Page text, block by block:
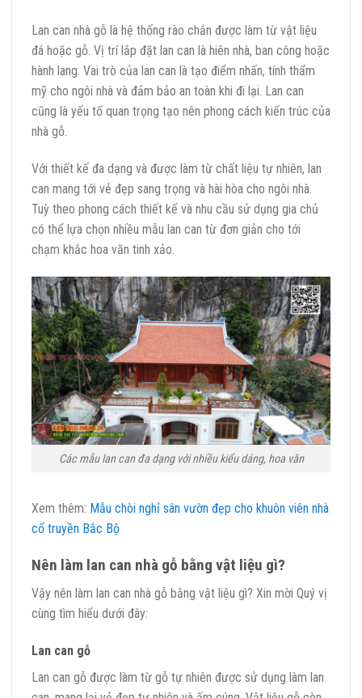
Lan can nhà gỗ là hệ thống rào chắn được làm từ vật liệu
đá hoặc gỗ. Vị trí lắp đặt lan can là hiên nhà, ban công hoặc
hành lang. Vai trò của lan can là tạo điểm nhấn, tính thẩm
mỹ cho ngôi nhà và đảm bảo an toàn khi đi lại. Lan can
cũng là yếu tố quan trọng tạo nên phong cách kiến trúc của
nhà gỗ.
Với thiết kế đa dạng và được làm từ chất liệu tự nhiên, lan
can mang tới vẻ đẹp sang trọng và hài hòa cho ngôi nhà.
Tuỳ theo phong cách thiết kế và nhu cầu sử dụng gia chủ
có thể lựa chọn nhiều mẫu lan can từ đơn giản cho tới
chạm khắc hoa văn tinh xảo.
Các mẫu lan can đa dạng với nhiều kiểu dáng, hoa văn
Xem thêm: Mẫu chòi nghỉ sân vườn đẹp cho khuôn viên nhà
cổ truyền Bắc Bộ
Nên làm lan can nhà gỗ bằng vật liệu gì?
Vậy nên làm lan can nhà gỗ bằng vật liệu gì? Xin mời Quý vị
cùng tìm hiểu dưới đây:
Lan can gỗ
Lan can gỗ được làm từ gỗ tự nhiên được sử dụng làm lan